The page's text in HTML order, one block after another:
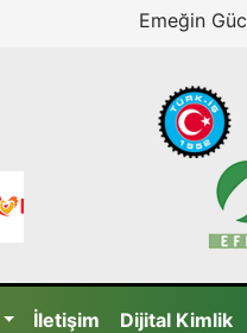
Emeğin
İletişim Dijital Kimlik